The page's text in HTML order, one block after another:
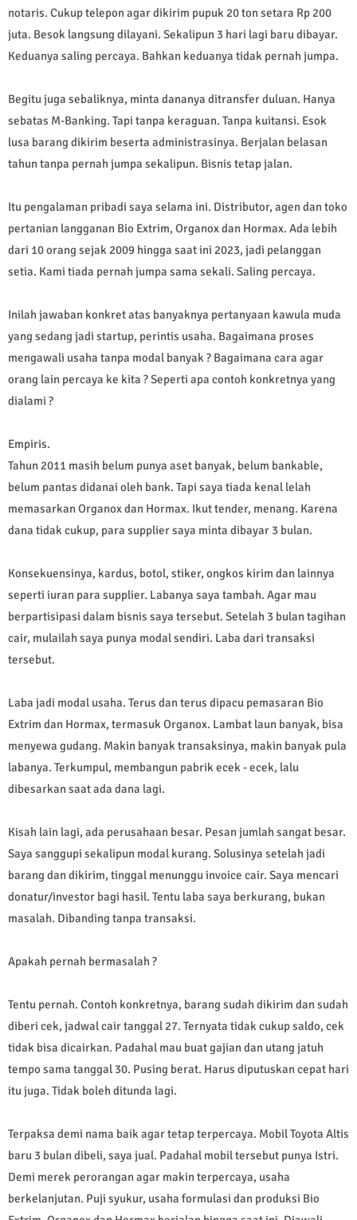
notaris. Cukup telepon agar dikirim pupuk 20 ton setara Rp 200
juta. Besok langsung dilayani. Sekalipun 3 hari lagi baru dibayar.
Keduanya saling percaya. Bahkan keduanya tidak pernah jumpa.
Begitu juga sebaliknya, minta dananya ditransfer duluan. Hanya
sebatas M-Banking. Tapi tanpa keraguan. Tanpa kuitansi. Esok
lusa barang dikirim beserta administrasinya. Berjalan belasan
tahun tanpa pernah jumpa sekalipun. Bisnis tetap jalan.
Itu pengalaman pribadi saya selama ini. Distributor, agen dan toko
pertanian langganan Bio Extrim, Organox dan Hormax. Ada lebih
dari 10 orang sejak 2009 hingga saat ini 2023, jadi pelanggan
setia. Kami tiada pernah jumpa sama sekali. Saling percaya.
Inilah jawaban konkret atas banyaknya pertanyaan kawula muda
yang sedang jadi startup, perintis usaha. Bagaimana proses
mengawali usaha tanpa modal banyak ? Bagaimana cara agar
orang lain percaya ke kita ? Seperti apa contoh konkretnya yang
dialami ?
Empiris.
Tahun 2011 masih belum punya aset banyak, belum bankable,
belum pantas didanai oleh bank. Tapi saya tiada kenal lelah
memasarkan Organox dan Hormax. Ikut tender, menang. Karena
dana tidak cukup, para supplier saya minta dibayar 3 bulan.
Konsekuensinya, kardus, botol, stiker, ongkos kirim dan lainnya
seperti iuran para supplier. Labanya saya tambah. Agar mau
berpartisipasi dalam bisnis saya tersebut. Setelah 3 bulan tagihan
cair, mulailah saya punya modal sendiri. Laba dari transaksi
tersebut.
Laba jadi modal usaha. Terus dan terus dipacu pemasaran Bio
Extrim dan Hormax, termasuk Organox. Lambat laun banyak, bisa
menyewa gudang. Makin banyak transaksinya, makin banyak pula
labanya. Terkumpul, membangun pabrik ecek - ecek, lalu
dibesarkan saat ada dana lagi.
Kisah lain lagi, ada perusahaan besar. Pesan jumlah sangat besar.
Saya sanggupi sekalipun modal kurang. Solusinya setelah jadi
barang dan dikirim, tinggal menunggu invoice cair. Saya mencari
donatur/investor bagi hasil. Tentu laba saya berkurang, bukan
masalah. Dibanding tanpa transaksi.
Apakah pernah bermasalah ?
Tentu pernah. Contoh konkretnya, barang sudah dikirim dan sudah
diberi cek, jadwal cair tanggal 27. Ternyata tidak cukup saldo, cek
tidak bisa dicairkan. Padahal mau buat gajian dan utang jatuh
tempo sama tanggal 30. Pusing berat. Harus diputuskan cepat hari
itu juga. Tidak boleh ditunda lagi.
Terpaksa demi nama baik agar tetap terpercaya. Mobil Toyota Altis
baru 3 bulan dibeli, saya jual. Padahal mobil tersebut punya Istri.
Demi merek perorangan agar makin terpercaya, usaha
berkelanjutan. Puji syukur, usaha formulasi dan produksi Bio